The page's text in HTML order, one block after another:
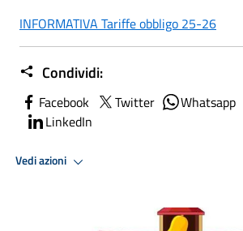
INFORMATIVA Tariffe obbligo 25-26
Condividi:
Facebook Twitter Whatsapp
LinkedIn
Vedi azioni